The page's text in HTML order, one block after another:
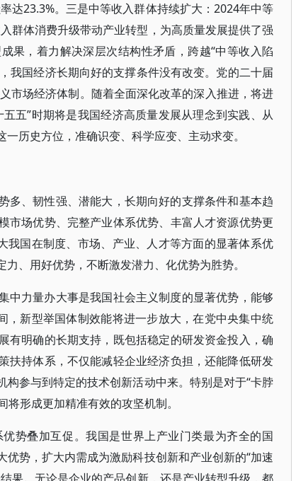
达23.3%。三是中等收入群体持续扩大：2024年中等
群体消费升级带动产业转型，为高质量发展提供了强
果，着力解决深层次结构性矛盾，跨越“中等收入陷
我国经济长期向好的支撑条件没有改变。党的二十届
市场经济体制。随着全面深化改革的深入推进，将进
五”时期将是我国经济高质量发展从理念到实践、从
历史方位，准确识变、科学应变、主动求变。
多、韧性强、潜能大，长期向好的支撑条件和基本趋
市场优势、完整产业体系优势、丰富人才资源优势更
我国在制度、市场、产业、人才等方面的显著体系优
、用好优势，不断激发潜力、化优势为胜势。
中力量办大事是我国社会主义制度的显著优势，能够
，新型举国体制效能将进一步放大，在党中央集中统
有明确的长期支持，既包括稳定的研发资金投入，确
扶持体系，不仅能减轻企业经济负担，还能降低研发
参与到特定的技术创新活动中来。特别是对于“卡脖
形成更加精准有效的攻坚机制。
势叠加互促。我国是世界上产业门类最为齐全的国
势，扩大内需成为激励科技创新和产业创新的“加速